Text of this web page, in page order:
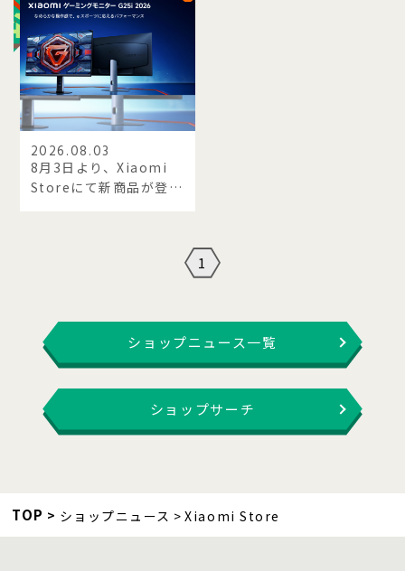
2026.08.03
8月3日より、Xiaomi
Storeにて新商品が登
1
ショップニュース一覧
ショップサーチ
TOP ショップニュース Xiaomi Store